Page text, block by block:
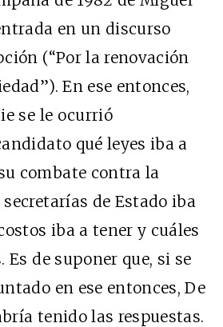
en un discurso
(“Por la renovación
En ese entonces,
se le ocurrió
qué leyes iba a
combate contra la
de Estado iba
iba a tener y cuáles
Es de suponer que, si se
en ese entonces, De
tenido las respuestas.